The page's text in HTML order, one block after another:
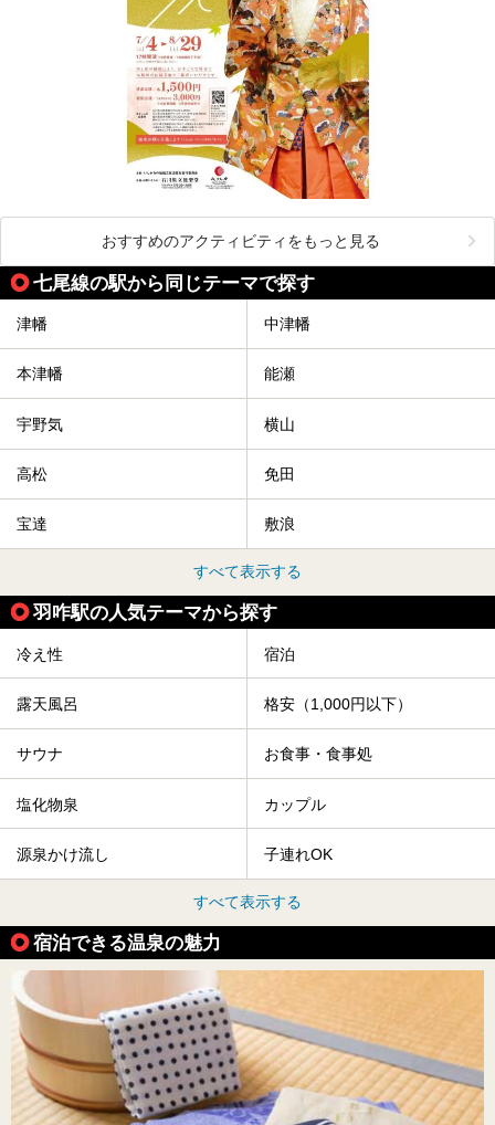
おすすめのアクティビティをもっと見る
七尾線の駅から同じテーマで探す
津幡 中津幡
本津幡 能瀬
宇野気 横山
高松 免田
宝達 敷浪
すべて表示する
羽咋駅の人気テーマから探す
冷え性 宿泊
露天風呂 格安（1,000円以下）
サウナ お食事・食事処
塩化物泉 カップル
源泉かけ流し 子連れOK
すべて表示する
宿泊できる温泉の魅力